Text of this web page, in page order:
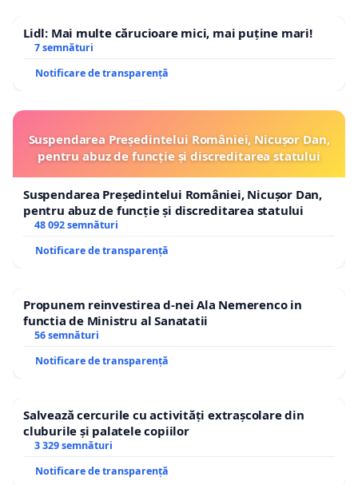
Lidl: Mai multe cărucioare mici, mai puține mari!
7 semnături
Notificare de transparență
Suspendarea Președintelui României, Nicușor Dan,
pentru abuz de funcție și discreditarea statului
Suspendarea Președintelui României, Nicușor Dan,
pentru abuz de funcție și discreditarea statului
48 092 semnături
Notificare de transparență
Propunem reinvestirea d-nei Ala Nemerenco in
functia de Ministru al Sanatatii
56 semnături
Notificare de transparență
Salvează cercurile cu activități extrașcolare din
cluburile și palatele copiilor
3 329 semnături
Notificare de transparență